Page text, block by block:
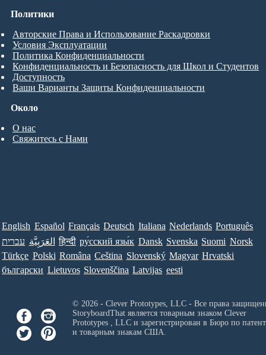
Около
О нас
Свяжитесь с Нами
Политики
Авторские Права и Использование Раскадровки
Условия Эксплуатации
Политика Конфиденциальности
Конфиденциальность и Безопасность для Школ и Студентов
Доступность
Ваши Варианты Защиты Конфиденциальности
English Español Français Deutsch Italiana Nederlands Português
עברית العَرَبِيَّة हिन्दी ру́сский язы́к Dansk Svenska Suomi Norsk
Türkçe Polski Româna Ceština Slovenský Magyar Hrvatski
български Lietuvos Slovenščina Latvijas eesti
© 2026 - Clever Prototypes, LLC - Все права
StoryboardThat является товарным знаком Clever
Prototypes , LLCи зарегистрирован в Бюро по
и товарным знакам США.